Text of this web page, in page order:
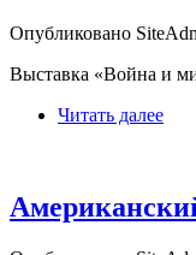
Опубликовано
Выставка «Война и
Читать далее